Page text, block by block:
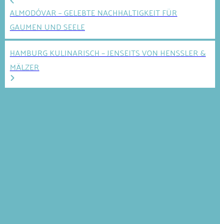
ALMODÓVAR – GELEBTE NACHHALTIGKEIT FÜR
GAUMEN UND SEELE
HAMBURG KULINARISCH – JENSEITS VON HENSSLER &
MÄLZER